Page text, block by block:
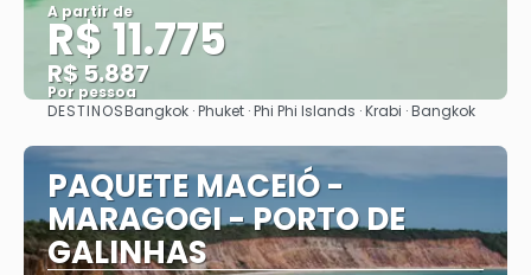
A partir de
R$ 11.775
R$ 5.887
Por pessoa
Saiba mais
DESTINOSBangkok · Phuket · Phi Phi Islands · Krabi · Bangkok
PAQUETE MACEIÓ -
MARAGOGI - PORTO DE
GALINHAS